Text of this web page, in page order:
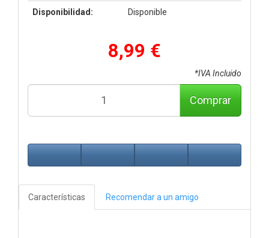
Disponibilidad: Disponible
8,99 €
*IVA Incluido
Comprar
Características Recomendar a un amigo